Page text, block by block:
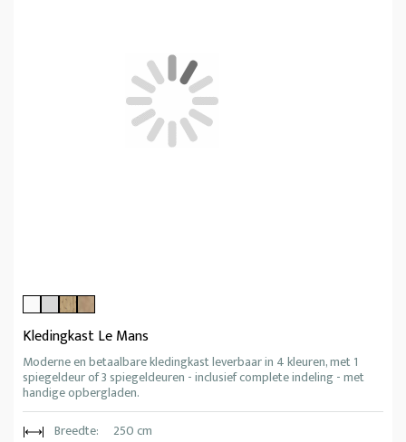
Kledingkast Le Mans
Moderne en betaalbare kledingkast leverbaar in 4 kleuren, met 1
spiegeldeur of 3 spiegeldeuren - inclusief complete indeling - met
handige opbergladen.
Breedte:
250 cm